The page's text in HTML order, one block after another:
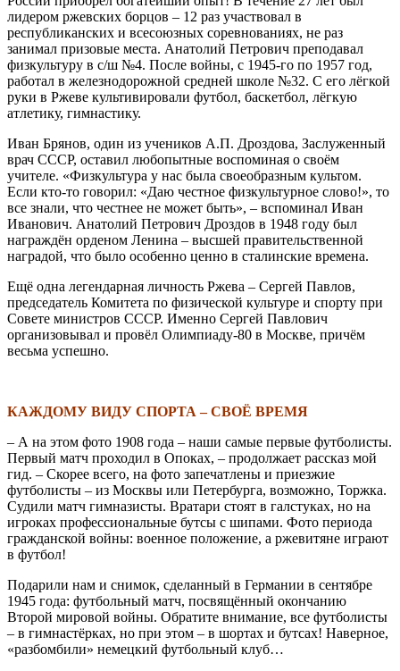
лидером ржевских борцов – 12 раз участвовал в
республиканских и всесоюзных соревнованиях, не раз
занимал призовые места. Анатолий Петрович преподавал
физкультуру в с/ш №4. После войны, с 1945-го по 1957 год,
работал в железнодорожной средней школе №32. С его лёгкой
руки в Ржеве культивировали футбол, баскетбол, лёгкую
атлетику, гимнастику.
Иван Брянов, один из учеников А.П. Дроздова, Заслуженный
врач СССР, оставил любопытные воспоминая о своём
учителе. «Физкультура у нас была своеобразным культом.
Если кто-то говорил: «Даю честное физкультурное слово!», то
все знали, что честнее не может быть», – вспоминал Иван
Иванович. Анатолий Петрович Дроздов в 1948 году был
награждён орденом Ленина – высшей правительственной
наградой, что было особенно ценно в сталинские времена.
Ещё одна легендарная личность Ржева – Сергей Павлов,
председатель Комитета по физической культуре и спорту при
Совете министров СССР. Именно Сергей Павлович
организовывал и провёл Олимпиаду-80 в Москве, причём
весьма успешно.
КАЖДОМУ ВИДУ СПОРТА – СВОЁ ВРЕМЯ
– А на этом фото 1908 года – наши самые первые футболисты.
Первый матч проходил в Опоках, – продолжает рассказ мой
гид. – Скорее всего, на фото запечатлены и приезжие
футболисты – из Москвы или Петербурга, возможно, Торжка.
Судили матч гимназисты. Вратари стоят в галстуках, но на
игроках профессиональные бутсы с шипами. Фото периода
гражданской войны: военное положение, а ржевитяне играют
в футбол!
Подарили нам и снимок, сделанный в Германии в сентябре
1945 года: футбольный матч, посвящённый окончанию
Второй мировой войны. Обратите внимание, все футболисты
– в гимнастёрках, но при этом – в шортах и бутсах! Наверное,
«разбомбили» немецкий футбольный клуб…